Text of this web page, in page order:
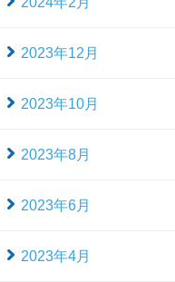
2023年12月
2023年10月
2023年8月
2023年6月
2023年4月